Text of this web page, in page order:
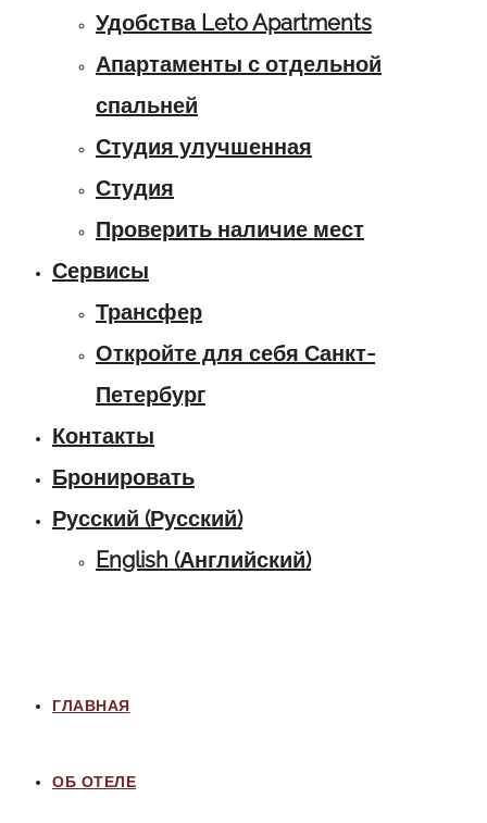
Удобства Leto Apartments
Апартаменты с отдельной
спальней
Студия улучшенная
Студия
Проверить наличие мест
Сервисы
Трансфер
Откройте для себя Санкт-
Петербург
Контакты
Бронировать
Русский (Русский)
English (Английский)
ГЛАВНАЯ
ОБ ОТЕЛЕ